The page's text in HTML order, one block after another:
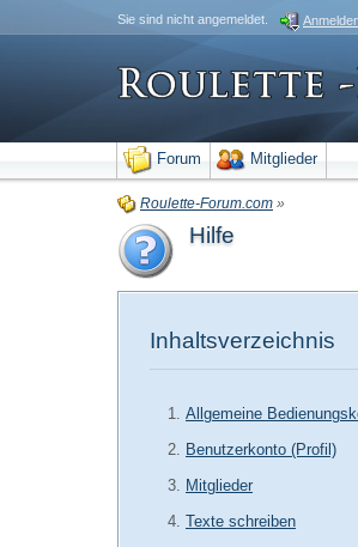
Sie sind nicht angemeldet.
Forum Mitglieder
Roulette-Forum.com »
Hilfe
Inhaltsverzeichnis
Allgemeine
Benutzerkonto (Profil)
Mitglieder
Texte schreiben